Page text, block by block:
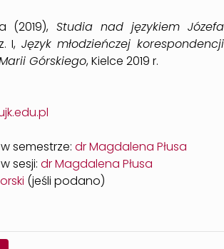
(2019), Studia nad językiem Józefa
I, Język młodzieńczej korespondencji
Górskiego, Kielce 2019 r.
semestrze: dr Magdalena Płusa
sesji: dr Magdalena Płusa
(jeśli podano)